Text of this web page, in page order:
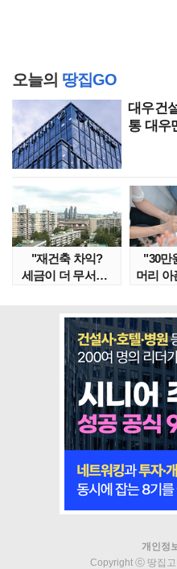
오늘의 땅집GO
대우건
통 대우
"재건축 차익?
세금이 더 무서워"
"30만
머리 아
개인정
Copyright ⓒ 땅집고